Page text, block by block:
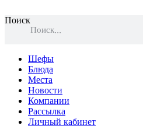
Поиск
Поиск
Шефы
Блюда
Места
Новости
Компании
Рассылка
Личный кабинет